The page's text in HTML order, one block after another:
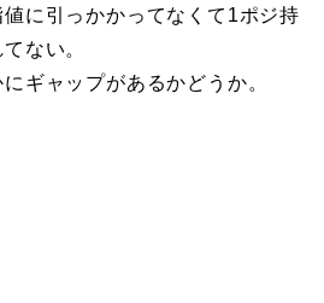
に引っかかってなくて1ポジ持
ない。
ギャップがあるかどうか。